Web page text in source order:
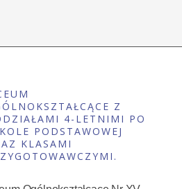
Z
4-LETNIMI PO
PODSTAWOWEJ
KLASAMI